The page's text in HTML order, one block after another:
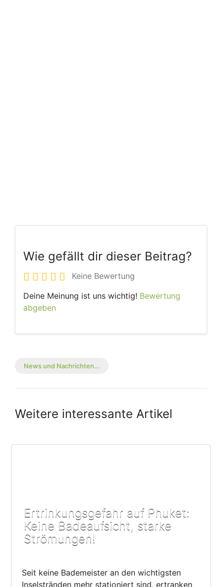
Wie gefällt dir dieser Beitrag?
Keine Bewertung
Deine Meinung ist uns wichtig! Bewertung
abgeben
News und Nachrichten…
Weitere interessante Artikel
Ertrinkungsgefahr auf Phuket:
Keine Badeaufsicht, starke
Strömungen!
Seit keine Bademeister an den wichtigsten
Inselstränden mehr stationiert sind, ertranken